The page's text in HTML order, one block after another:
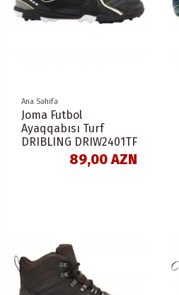
Ana Səhifə
Joma Futbol
Ayaqqabısı Turf
DRIBLING DRIW2401TF
89,00 AZN